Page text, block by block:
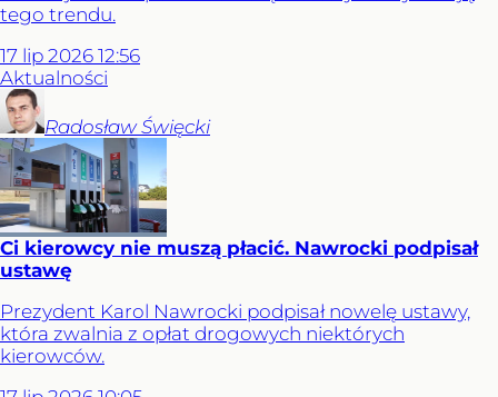
tego trendu.
17 lip 2026 12:56
Aktualności
Radosław Święcki
Ci kierowcy nie muszą płacić. Nawrocki podpisał
ustawę
Prezydent Karol Nawrocki podpisał nowelę ustawy,
która zwalnia z opłat drogowych niektórych
kierowców.